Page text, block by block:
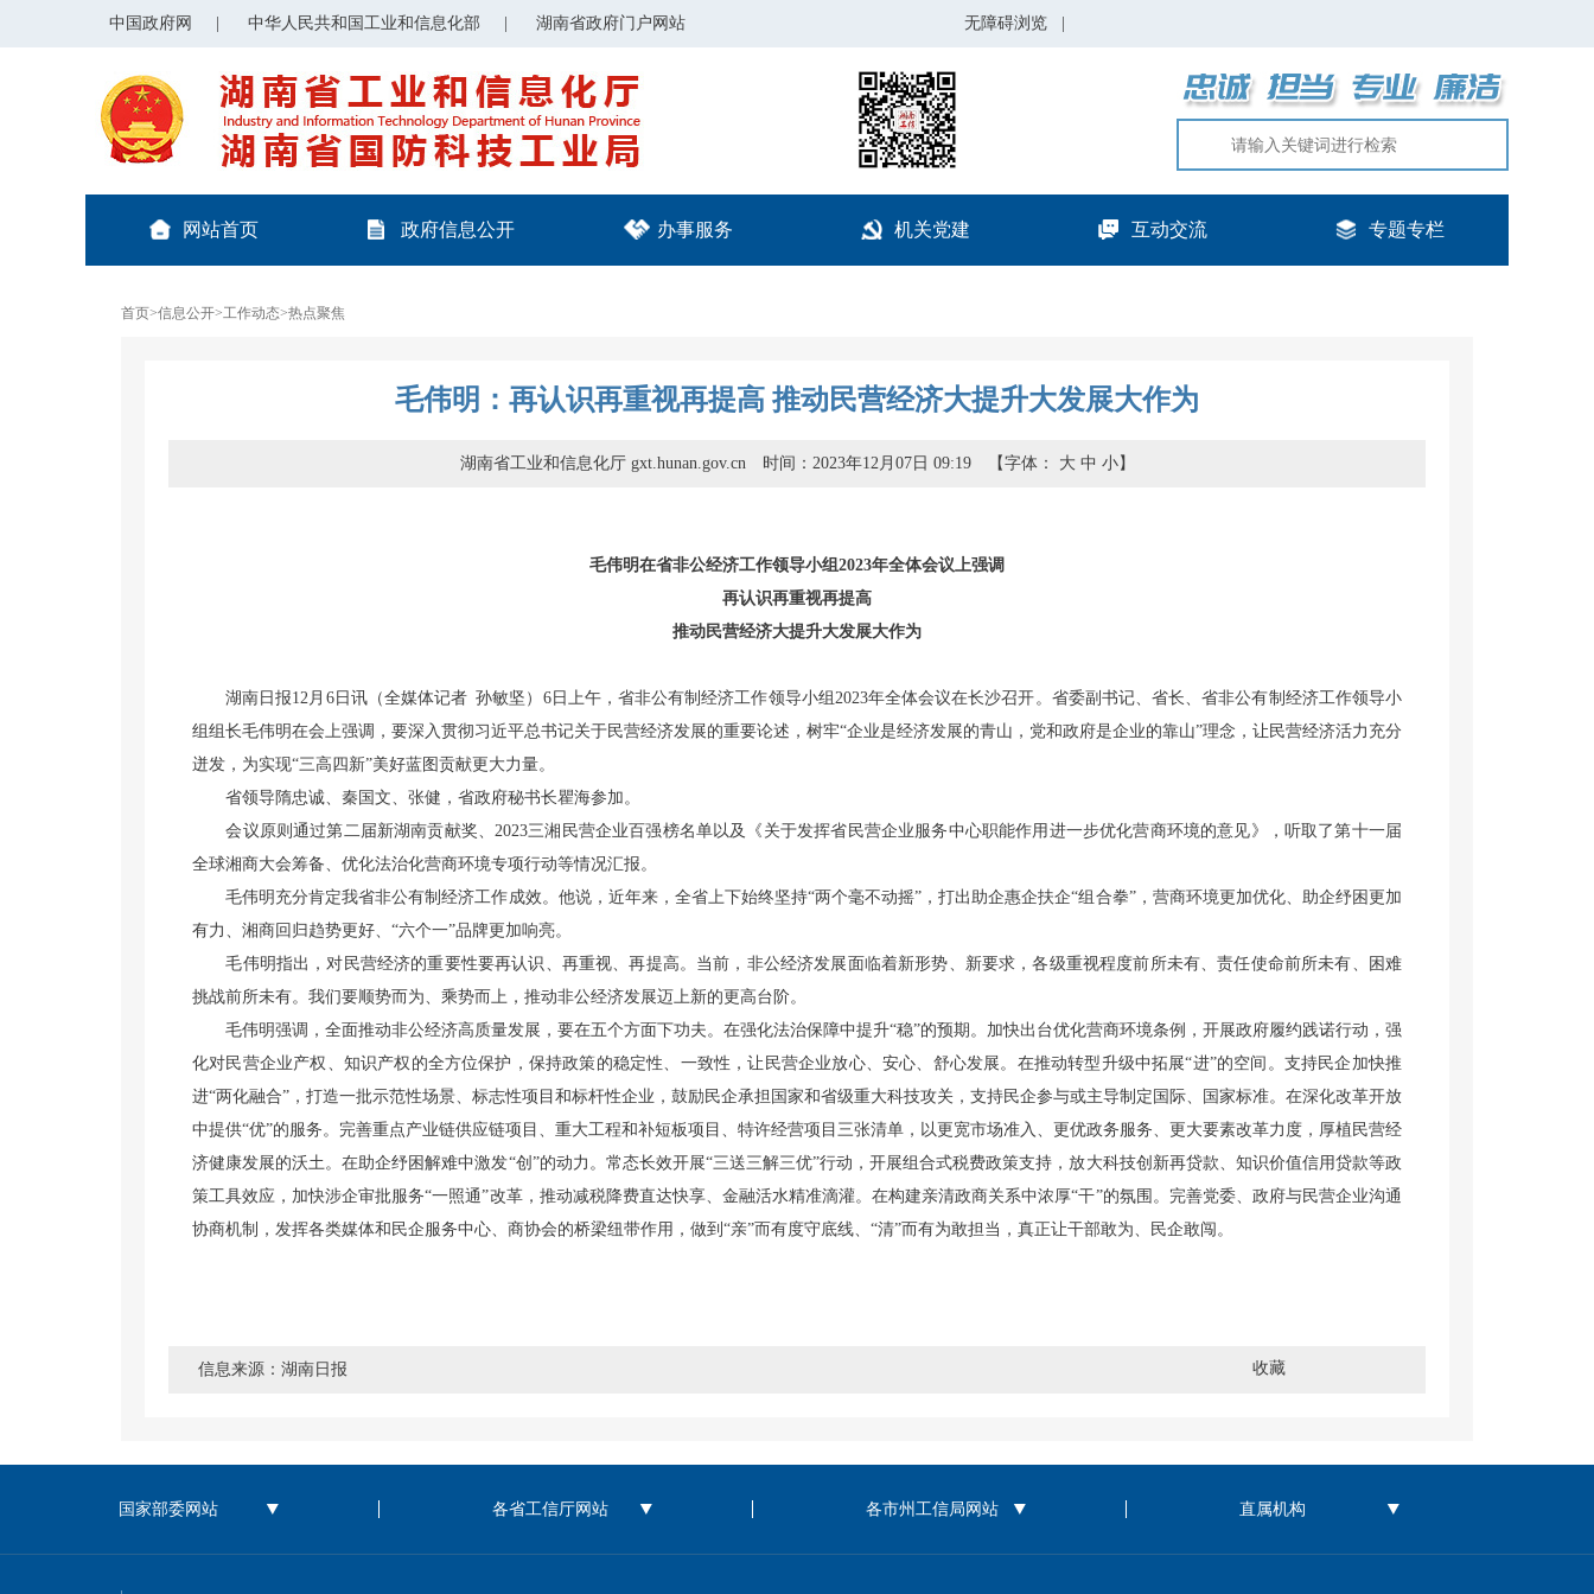
中国政府网 中华人民共和国工业和信息化部 湖南省政府门户网站 无障碍浏览
网站首页 政府信息公开 办事服务 机关党建 互动交流 专题专栏
首页>信息公开>工作动态>热点聚焦
毛伟明：再认识再重视再提高 推动民营经济大提升大发展大作为
湖南省工业和信息化厅 gxt.hunan.gov.cn 时间：2023年12月07日 09:19 【字体： 大 中 小】
毛伟明在省非公经济工作领导小组2023年全体会议上强调
再认识再重视再提高
推动民营经济大提升大发展大作为
湖南日报12月6日讯（全媒体记者 孙敏坚）6日上午，省非公有制经济工作领导小组2023年全体会议在长沙召开。省委副书记、省长、省非公有制经济工作领导小
组组长毛伟明在会上强调，要深入贯彻习近平总书记关于民营经济发展的重要论述，树牢“企业是经济发展的青山，党和政府是企业的靠山”理念，让民营经济活力充分
迸发，为实现“三高四新”美好蓝图贡献更大力量。
省领导隋忠诚、秦国文、张健，省政府秘书长瞿海参加。
会议原则通过第二届新湖南贡献奖、2023三湘民营企业百强榜名单以及《关于发挥省民营企业服务中心职能作用进一步优化营商环境的意见》，听取了第十一届
全球湘商大会筹备、优化法治化营商环境专项行动等情况汇报。
毛伟明充分肯定我省非公有制经济工作成效。他说，近年来，全省上下始终坚持“两个毫不动摇”，打出助企惠企扶企“组合拳”，营商环境更加优化、助企纾困更加
有力、湘商回归趋势更好、“六个一”品牌更加响亮。
毛伟明指出，对民营经济的重要性要再认识、再重视、再提高。当前，非公经济发展面临着新形势、新要求，各级重视程度前所未有、责任使命前所未有、困难
挑战前所未有。我们要顺势而为、乘势而上，推动非公经济发展迈上新的更高台阶。
毛伟明强调，全面推动非公经济高质量发展，要在五个方面下功夫。在强化法治保障中提升“稳”的预期。加快出台优化营商环境条例，开展政府履约践诺行动，强
化对民营企业产权、知识产权的全方位保护，保持政策的稳定性、一致性，让民营企业放心、安心、舒心发展。在推动转型升级中拓展“进”的空间。支持民企加快推
进“两化融合”，打造一批示范性场景、标志性项目和标杆性企业，鼓励民企承担国家和省级重大科技攻关，支持民企参与或主导制定国际、国家标准。在深化改革开放
中提供“优”的服务。完善重点产业链供应链项目、重大工程和补短板项目、特许经营项目三张清单，以更宽市场准入、更优政务服务、更大要素改革力度，厚植民营经
济健康发展的沃土。在助企纾困解难中激发“创”的动力。常态长效开展“三送三解三优”行动，开展组合式税费政策支持，放大科技创新再贷款、知识价值信用贷款等政
策工具效应，加快涉企审批服务“一照通”改革，推动减税降费直达快享、金融活水精准滴灌。在构建亲清政商关系中浓厚“干”的氛围。完善党委、政府与民营企业沟通
协商机制，发挥各类媒体和民企服务中心、商协会的桥梁纽带作用，做到“亲”而有度守底线、“清”而有为敢担当，真正让干部敢为、民企敢闯。
信息来源：湖南日报 收藏